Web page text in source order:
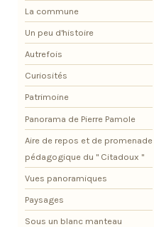
La commune
Un peu d'histoire
Autrefois
Curiosités
Patrimoine
Panorama de Pierre Pamole
Aire de repos et de promenade
pédagogique du " Citadoux "
Vues panoramiques
Paysages
Sous un blanc manteau